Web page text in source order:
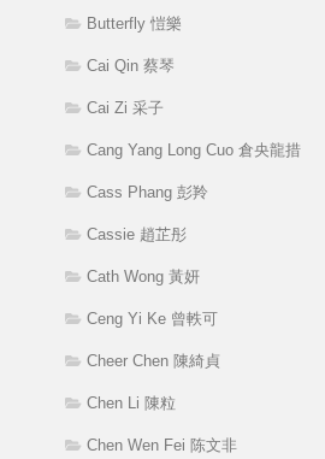
Butterfly 愷樂
Cai Qin 蔡琴
Cai Zi 采子
Cang Yang Long Cuo 倉央龍措
Cass Phang 彭羚
Cassie 趙芷彤
Cath Wong 黃妍
Ceng Yi Ke 曾軼可
Cheer Chen 陳綺貞
Chen Li 陳粒
Chen Wen Fei 陈文非